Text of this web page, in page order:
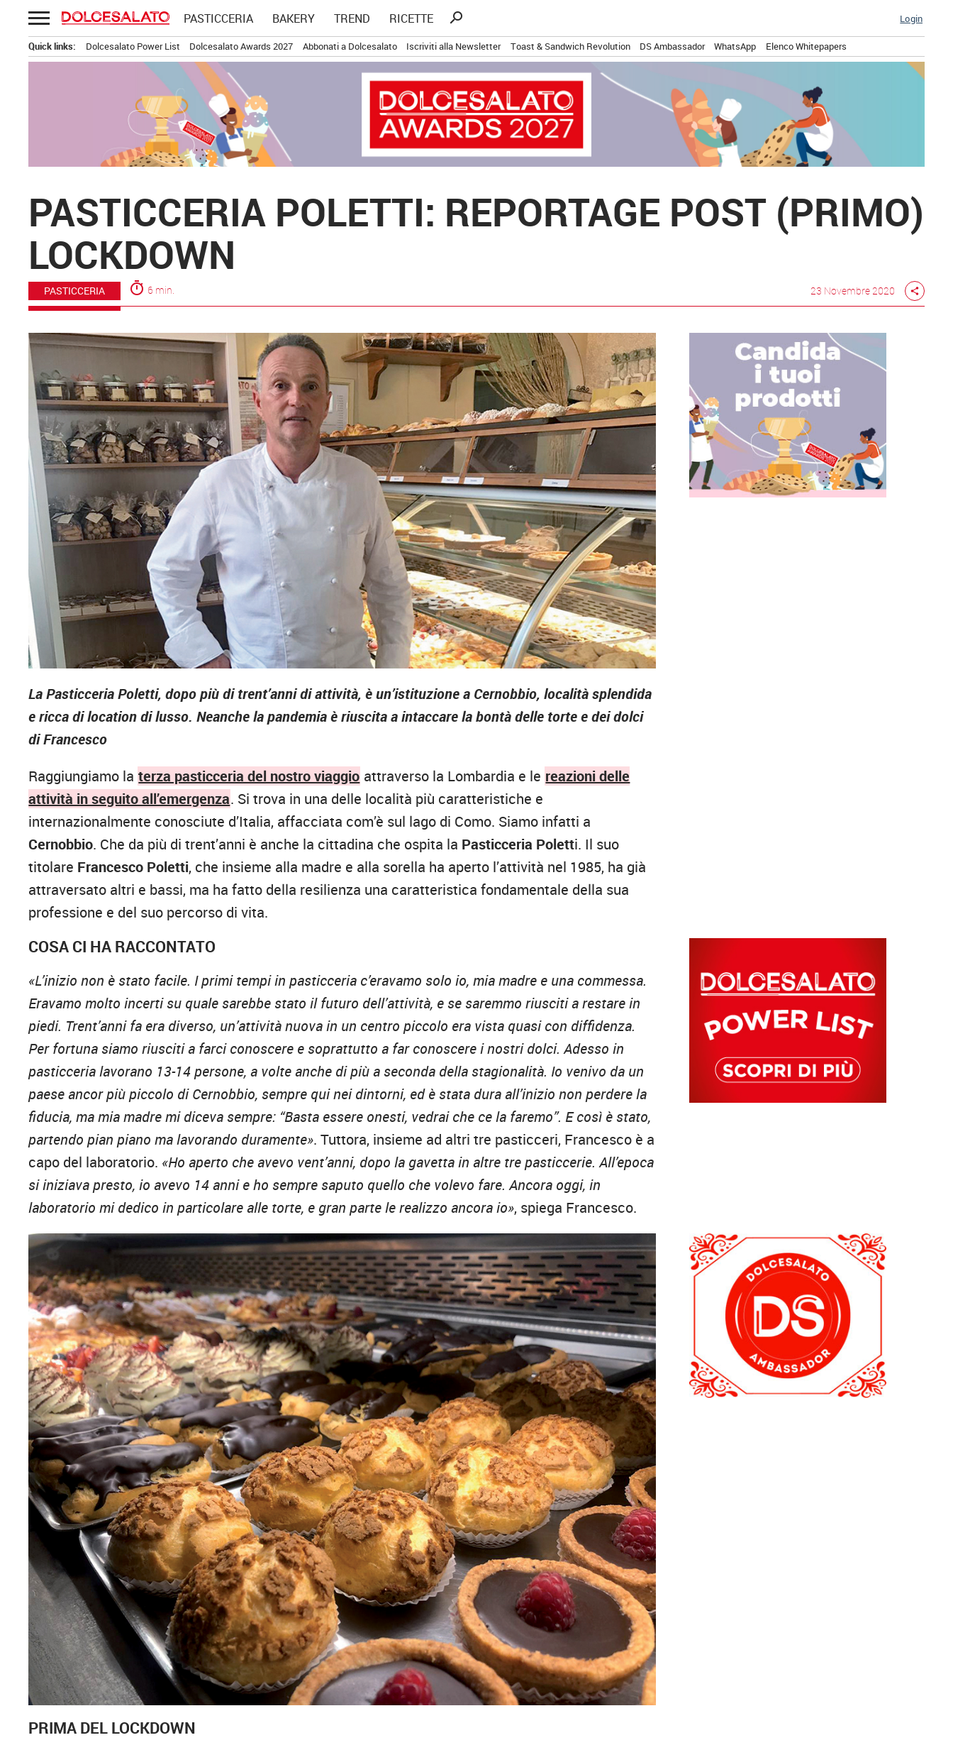
Passa
al
contenuto
PASTICCERIA BAKERY TREND RICETTE
Ricerca
search Login
Quick links: Dolcesalato Power List Dolcesalato Awards 2027 Abbonati a Dolcesalato Iscriviti alla Newsletter Toast & Sandwich Revolution DS Ambassador WhatsApp Elenco Whitepapers
PASTICCERIA POLETTI: REPORTAGE POST (PRIMO)
LOCKDOWN
PASTICCERIA timer 6 min. 23 Novembre 2020 share
La Pasticceria Poletti, dopo più di trent’anni di attività, è un’istituzione a Cernobbio, località splendida
e ricca di location di lusso. Neanche la pandemia è riuscita a intaccare la bontà delle torte e dei dolci
di Francesco
Raggiungiamo la terza pasticceria del nostro viaggio attraverso la Lombardia e le reazioni delle
attività in seguito all’emergenza. Si trova in una delle località più caratteristiche e
internazionalmente conosciute d’Italia, affacciata com’è sul lago di Como. Siamo infatti a
Cernobbio. Che da più di trent’anni è anche la cittadina che ospita la Pasticceria Poletti. Il suo
titolare Francesco Poletti, che insieme alla madre e alla sorella ha aperto l’attività nel 1985, ha già
attraversato altri e bassi, ma ha fatto della resilienza una caratteristica fondamentale della sua
professione e del suo percorso di vita.
COSA CI HA RACCONTATO
«L’inizio non è stato facile. I primi tempi in pasticceria c’eravamo solo io, mia madre e una commessa.
Eravamo molto incerti su quale sarebbe stato il futuro dell’attività, e se saremmo riusciti a restare in
piedi. Trent’anni fa era diverso, un’attività nuova in un centro piccolo era vista quasi con diffidenza.
Per fortuna siamo riusciti a farci conoscere e soprattutto a far conoscere i nostri dolci. Adesso in
pasticceria lavorano 13-14 persone, a volte anche di più a seconda della stagionalità. Io venivo da un
paese ancor più piccolo di Cernobbio, sempre qui nei dintorni, ed è stata dura all’inizio non perdere la
fiducia, ma mia madre mi diceva sempre: “Basta essere onesti, vedrai che ce la faremo”. E così è stato,
partendo pian piano ma lavorando duramente». Tuttora, insieme ad altri tre pasticceri, Francesco è a
capo del laboratorio. «Ho aperto che avevo vent’anni, dopo la gavetta in altre tre pasticcerie. All’epoca
si iniziava presto, io avevo 14 anni e ho sempre saputo quello che volevo fare. Ancora oggi, in
laboratorio mi dedico in particolare alle torte, e gran parte le realizzo ancora io», spiega Francesco.
PRIMA DEL LOCKDOWN